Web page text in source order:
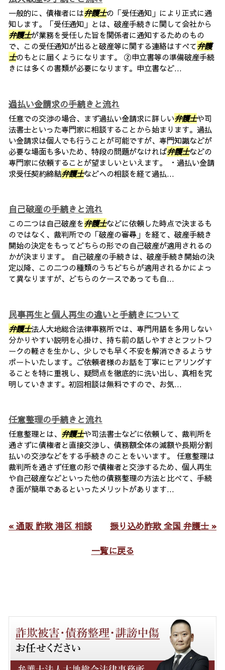
一般的に、債権者には弁護士の「受任通知」により正式に通
知します。「受任通知」とは、破産手続きに関して会社から
弁護士が業務を受任した旨を関係者に通知するためのもの
で、この受任通知が出ると破産等に関する連絡はすべて弁護
士のもとに届くようになります。 ②申立書等の準備破産手続
きには多くの書類が必要になります。申立書など...
過払い金請求の手続きと流れ
任意での交渉の場合、まず過払い金請求に詳しい弁護士や司
法書士といった専門家に相談することから始まります。過払
い金請求は個人でも行うことが可能ですが、専門知識などが
必要な場面も多いため、特段の問題がなければ弁護士などの
専門家に依頼することが望ましいといえます。 ・過払い金請
求受任契約締結弁護士などへの相談を経て過払...
自己破産の手続きと流れ
この二つは自己破産を弁護士などに依頼した時点で決まるも
のではなく、裁判所での「破産の審尋」を経て、破産手続き
開始の決定をもってどちらの形での自己破産が適用されるの
かが決まります。 自己破産の手続きは、破産手続き開始の決
定以降、この二つの種類のうちどちらが適用されるかによっ
て異なりますが、どちらのケースであっても自...
民事再生と個人再生の違いと手続きについて
弁護士法人大地総合法律事務所では、専門用語を多用しない
分かりやすい説明を心掛け、持ち前の話しやすさとフットワ
ークの軽さを生かし、少しでも早く不安を解消できるようサ
ポートいたします。ご依頼者様のお話を丁寧にヒアリングす
ることを特に重視し、疑問点を徹底的に洗い出し、真相を究
明していきます。初回相談は無料ですので、お気...
任意整理の手続きと流れ
任意整理とは、 弁護士や司法書士などに依頼して、裁判所を
通さずに債権者と直接交渉し、債務額全体の減額や長期分割
払いの交渉などをする手続きのことをいいます。 任意整理は
裁判所を通さず任意の形で債権者と交渉するため、個人再生
や自己破産などといった他の債務整理の方法と比べて、手続
き面が簡単であるといったメリットがあります...
« 通販 詐欺 港区 相談 振り込め詐欺 全国 弁護士 »
一覧に戻る